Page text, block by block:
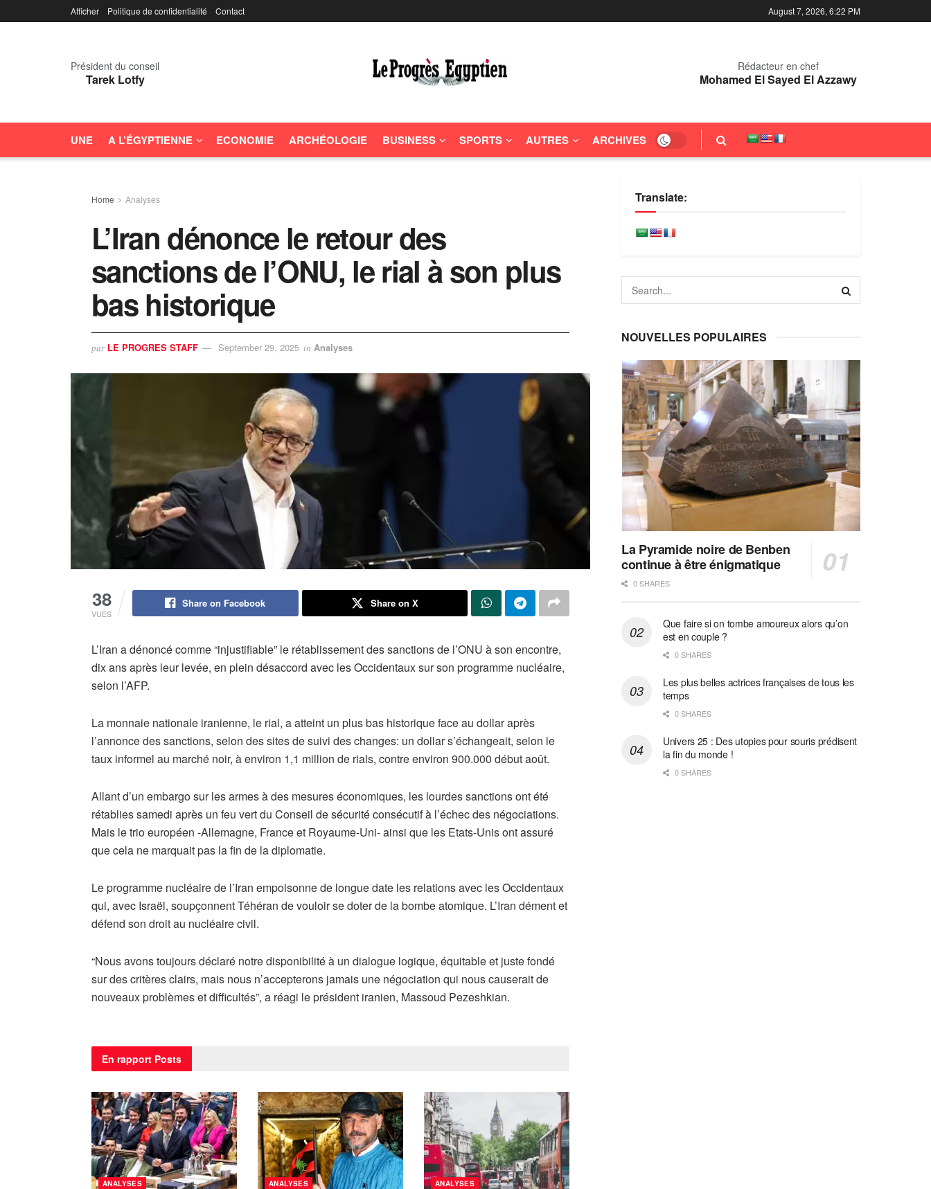
Afficher Politique de confidentialité Contact August 7, 2026, 6:22 PM
Président du conseil
Tarek Lotfy
Rédacteur en chef
Mohamed El Sayed El Azzawy
UNE A L’ÉGYPTIENNE ECONOMIE ARCHÉOLOGIE BUSINESS SPORTS AUTRES ARCHIVES
Home Analyses
L’Iran dénonce le retour des
sanctions de l’ONU, le rial à son plus
bas historique
par LE PROGRES STAFF September 29, 2025 in Analyses
38
VUES
Share on Facebook Share on X
L’Iran a dénoncé comme “injustifiable” le rétablissement des sanctions de l’ONU à son encontre,
dix ans après leur levée, en plein désaccord avec les Occidentaux sur son programme nucléaire,
selon l’AFP.
La monnaie nationale iranienne, le rial, a atteint un plus bas historique face au dollar après
l’annonce des sanctions, selon des sites de suivi des changes: un dollar s’échangeait, selon le
taux informel au marché noir, à environ 1,1 million de rials, contre environ 900.000 début août.
Allant d’un embargo sur les armes à des mesures économiques, les lourdes sanctions ont été
rétablies samedi après un feu vert du Conseil de sécurité consécutif à l’échec des négociations.
Mais le trio européen -Allemagne, France et Royaume-Uni- ainsi que les Etats-Unis ont assuré
que cela ne marquait pas la fin de la diplomatie.
Le programme nucléaire de l’Iran empoisonne de longue date les relations avec les Occidentaux
qui, avec Israël, soupçonnent Téhéran de vouloir se doter de la bombe atomique. L’Iran dément et
défend son droit au nucléaire civil.
“Nous avons toujours déclaré notre disponibilité à un dialogue logique, équitable et juste fondé
sur des critères clairs, mais nous n’accepterons jamais une négociation qui nous causerait de
nouveaux problèmes et difficultés”, a réagi le président iranien, Massoud Pezeshkian.
En rapport Posts
ANALYSES ANALYSES ANALYSES
Translate:
NOUVELLES POPULAIRES
La Pyramide noire de Benben
continue à être énigmatique
0 SHARES
Que faire si on tombe amoureux alors qu’on
est en couple ?
0 SHARES
Les plus belles actrices françaises de tous les
temps
0 SHARES
Univers 25 : Des utopies pour souris prédisent
la fin du monde !
0 SHARES